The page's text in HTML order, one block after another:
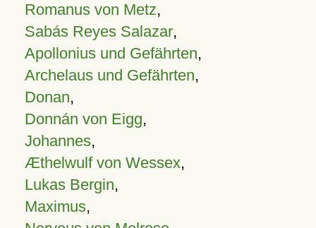
Romanus von Metz,
Sabás Reyes Salazar,
Apollonius und Gefährten,
Archelaus und Gefährten,
Donan,
Donnán von Eigg,
Johannes,
Æthelwulf von Wessex,
Lukas Bergin,
Maximus,